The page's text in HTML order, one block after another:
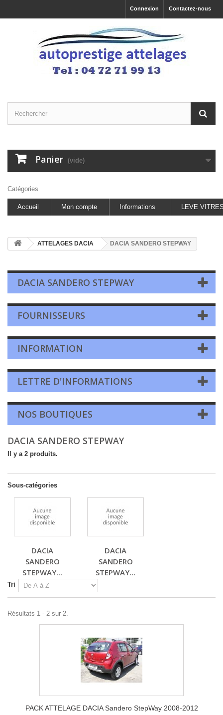
Contactez-nous
Connexion
Panier (vide)
Catégories
Accueil Mon compte Informations LEVE
ATTELAGES DACIA DACIA SANDERO STEPWAY
DACIA SANDERO STEPWAY
FOURNISSEURS
INFORMATION
LETTRE D'INFORMATIONS
NOS BOUTIQUES
DACIA SANDERO STEPWAY
Il y a 2 produits.
Sous-catégories
DACIA
SANDERO
STEPWAY...
DACIA
SANDERO
STEPWAY...
Tri
Résultats 1 - 2 sur 2.
PACK ATTELAGE DACIA Sandero StepWay 2008-2012